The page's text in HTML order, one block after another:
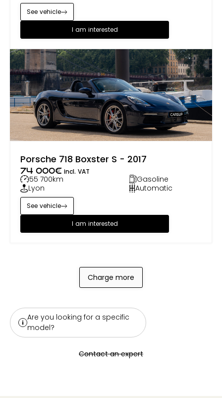
I am interested
See vehicle
Porsche 718 Boxster S - 2017
74 000€ incl. VAT
55 700km
Gasoline
Lyon
Automatic
I am interested
See vehicle
Charge more
Are you looking for a specific
model?
Contact an expert